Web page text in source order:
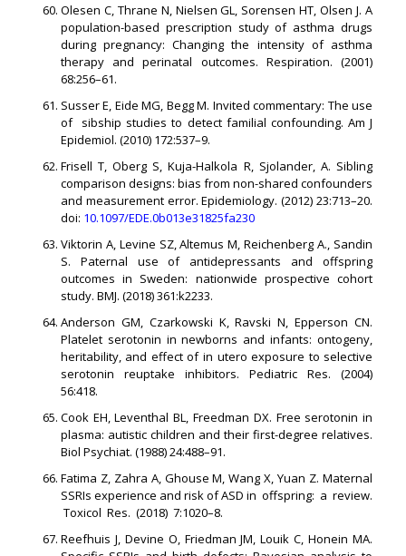
Olesen C, Thrane N, Nielsen GL, Sorensen HT, Olsen J. A
population-based prescription study of asthma drugs
during pregnancy: Changing the intensity of asthma
therapy and perinatal outcomes. Respiration. (2001)
68:256–61.
Susser E, Eide MG, Begg M. Invited commentary: The use
of sibship studies to detect familial confounding. Am J
Epidemiol. (2010) 172:537–9.
Frisell T, Oberg S, Kuja-Halkola R, Sjolander, A. Sibling
comparison designs: bias from non-shared confounders
and measurement error. Epidemiology. (2012) 23:713–20.
doi: 10.1097/EDE.0b013e31825fa230
Viktorin A, Levine SZ, Altemus M, Reichenberg A., Sandin
S. Paternal use of antidepressants and offspring
outcomes in Sweden: nationwide prospective cohort
study. BMJ. (2018) 361:k2233.
Anderson GM, Czarkowski K, Ravski N, Epperson CN.
Platelet serotonin in newborns and infants: ontogeny,
heritability, and effect of in utero exposure to selective
serotonin reuptake inhibitors. Pediatric Res. (2004)
56:418.
Cook EH, Leventhal BL, Freedman DX. Free serotonin in
plasma: autistic children and their first-degree relatives.
Biol Psychiat. (1988) 24:488–91.
Fatima Z, Zahra A, Ghouse M, Wang X, Yuan Z. Maternal
SSRIs experience and risk of ASD in offspring: a review.
Toxicol Res. (2018) 7:1020–8.
Reefhuis J, Devine O, Friedman JM, Louik C, Honein MA.